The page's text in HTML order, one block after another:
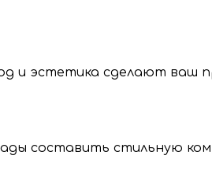
и передачу
данных.
и эстетика сделают ваш
составить стильную